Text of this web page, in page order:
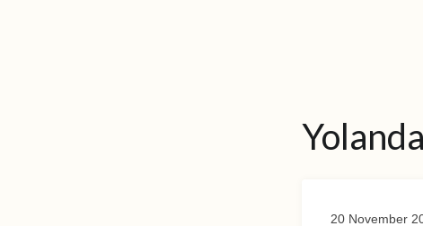
20 November